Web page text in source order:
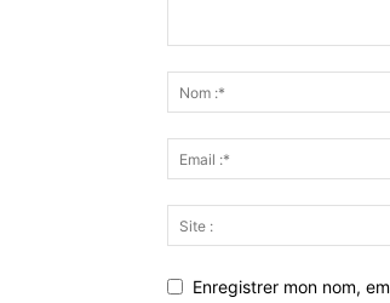
Enregistrer mon nom,